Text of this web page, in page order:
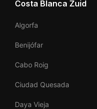
Costa Blanca Zuid
Algorfa
Benijófar
Cabo Roig
Ciudad Quesada
Daya Vieja